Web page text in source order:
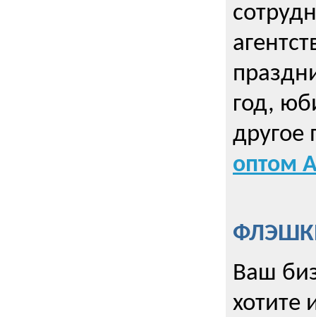
год,
другое
оптом
Ваш
хотите